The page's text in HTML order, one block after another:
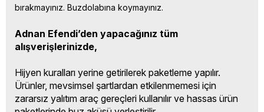
bırakmayınız. Buzdolabına koymayınız.
Adnan Efendi’den yapacağınız tüm
alışverişlerinizde,
Hijyen kuralları yerine getirilerek paketleme yapılır.
Ürünler, mevsimsel şartlardan etkilenmemesi için
zararsız yalıtım araç gereçleri kullanılır ve hassas ürün